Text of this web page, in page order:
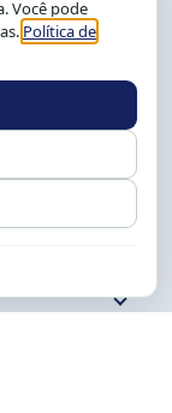
ou 2105
conosco